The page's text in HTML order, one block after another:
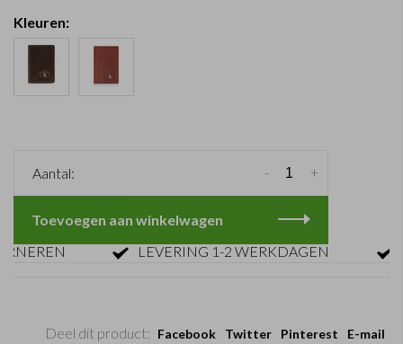
Kleuren:
Aantal: +
-
Toevoegen aan winkelwagen
LEVERING 1-2 WERKDAGEN
Deel dit product: Facebook Twitter Pinterest E-mail